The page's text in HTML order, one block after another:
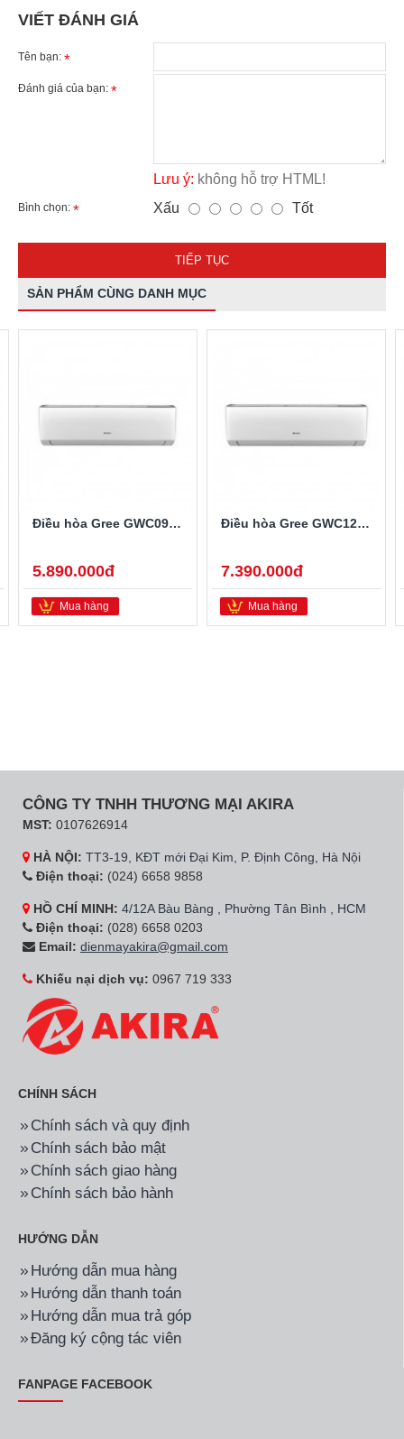
VIẾT ĐÁNH GIÁ
Tên bạn:
Đánh giá của bạn:
Lưu ý: không hỗ trợ HTML!
Bình chọn: Xấu Tốt
TIẾP TỤC
SẢN PHẨM CÙNG DANH MỤC
Điều hòa Gree GWC09QB-K3NNC2H 9000 BTU 1 chiều
5.890.000đ
Mua hàng
Điều hòa Gree GWC12QC-K3NNC2H 12000 BTU 1 chiều
7.390.000đ
Mua hàng
CÔNG TY TNHH THƯƠNG MẠI AKIRA
MST: 0107626914
HÀ NỘI: TT3-19, KĐT mới Đại Kim, P. Định Công, Hà Nội
Điện thoại: (024) 6658 9858
HỒ CHÍ MINH: 4/12A Bàu Bàng , Phường Tân Bình , HCM
Điện thoại: (028) 6658 0203
Email: dienmayakira@gmail.com
Khiếu nại dịch vụ: 0967 719 333
CHÍNH SÁCH
Chính sách và quy định
Chính sách bảo mật
Chính sách giao hàng
Chính sách bảo hành
HƯỚNG DẪN
Hướng dẫn mua hàng
Hướng dẫn thanh toán
Hướng dẫn mua trả góp
Đăng ký cộng tác viên
FANPAGE FACEBOOK